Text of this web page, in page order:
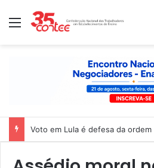
Menu
Voto em Lula é defesa da